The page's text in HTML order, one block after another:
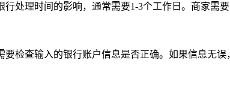
处理时间的影响，通常需要1-3个工作日。商家需
检查输入的银行账户信息是否正确。如果信息无误